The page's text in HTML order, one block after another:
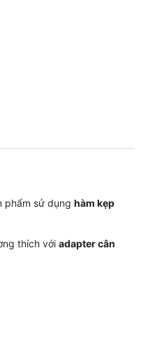
phẩm sử dụng hàm kẹp
thích với adapter cân